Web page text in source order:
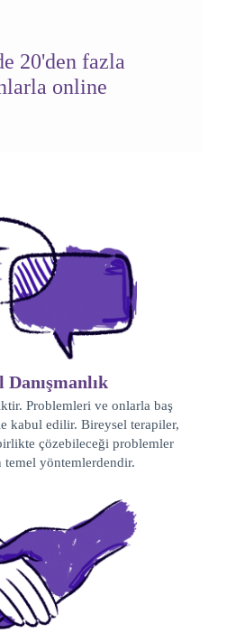
20'den fazla
online
Danışmanlık
Problemleri ve onlarla baş
kabul edilir. Bireysel terapiler,
çözebileceği problemler
yöntemlerdendir.